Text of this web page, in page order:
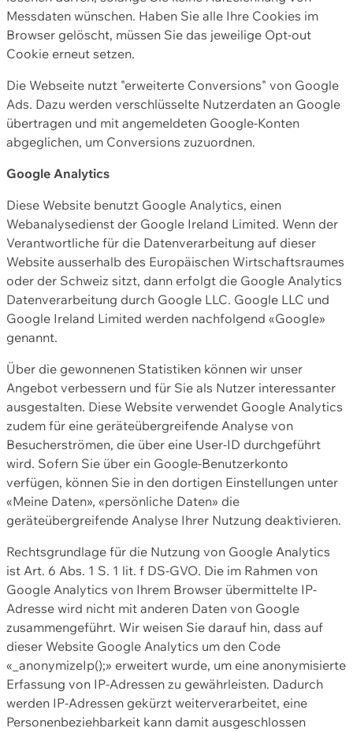
Messdaten wünschen. Haben Sie alle Ihre Cookies im
Browser gelöscht, müssen Sie das jeweilige Opt-out
Cookie erneut setzen.
Die Webseite nutzt "erweiterte Conversions" von Google
Ads. Dazu werden verschlüsselte Nutzerdaten an Google
übertragen und mit angemeldeten Google-Konten
abgeglichen, um Conversions zuzuordnen.
Google Analytics
Diese Website benutzt Google Analytics, einen
Webanalysedienst der Google Ireland Limited. Wenn der
Verantwortliche für die Datenverarbeitung auf dieser
Website ausserhalb des Europäischen Wirtschaftsraumes
oder der Schweiz sitzt, dann erfolgt die Google Analytics
Datenverarbeitung durch Google LLC. Google LLC und
Google Ireland Limited werden nachfolgend «Google»
genannt.
Über die gewonnenen Statistiken können wir unser
Angebot verbessern und für Sie als Nutzer interessanter
ausgestalten. Diese Website verwendet Google Analytics
zudem für eine geräteübergreifende Analyse von
Besucherströmen, die über eine User-ID durchgeführt
wird. Sofern Sie über ein Google-Benutzerkonto
verfügen, können Sie in den dortigen Einstellungen unter
«Meine Daten», «persönliche Daten» die
geräteübergreifende Analyse Ihrer Nutzung deaktivieren.
Rechtsgrundlage für die Nutzung von Google Analytics
ist Art. 6 Abs. 1 S. 1 lit. f DS-GVO. Die im Rahmen von
Google Analytics von Ihrem Browser übermittelte IP-
Adresse wird nicht mit anderen Daten von Google
zusammengeführt. Wir weisen Sie darauf hin, dass auf
dieser Website Google Analytics um den Code
«_anonymizeIp();» erweitert wurde, um eine anonymisierte
Erfassung von IP-Adressen zu gewährleisten. Dadurch
werden IP-Adressen gekürzt weiterverarbeitet, eine
Personenbeziehbarkeit kann damit ausgeschlossen